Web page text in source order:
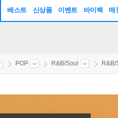
베스트 신상품 이벤트 바이백 매
POP R&B/Soul R&B/